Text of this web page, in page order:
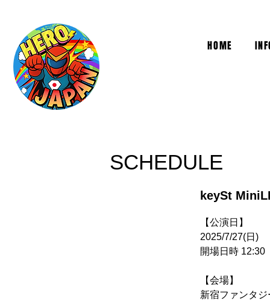
HOME
SCHEDULE
keySt
【公演日】
2025/7/27(日)
開場日時 12:30
【会場】
新宿ファンタ